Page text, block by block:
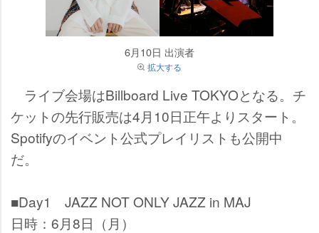
6月10日 出演者
拡大する
ライブ会場はBillboard Live TOKYOとなる。チ
ケットの先行販売は4月10日正午よりスタート。
Spotifyのイベント公式プレイリストも公開中
だ。
■Day1 JAZZ NOT ONLY JAZZ in MAJ
日時：6月8日（月）